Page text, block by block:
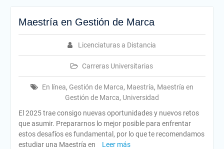
Maestría en Gestión de Marca
Licenciaturas a Distancia
Carreras Universitarias
En línea, Gestión de Marca, Maestría, Maestría en
Gestión de Marca, Universidad
El 2025 trae consigo nuevas oportunidades y nuevos retos
que asumir. Prepararnos lo mejor posible para enfrentar
estos desafíos es fundamental, por lo que te recomendamos
estudiar una Maestría en
Leer más